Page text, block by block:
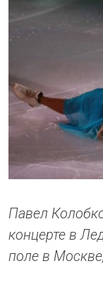
Павел
концерте в
поле в